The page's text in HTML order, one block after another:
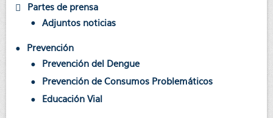
Partes de prensa
Adjuntos noticias
Prevención
Prevención del Dengue
Prevención de Consumos Problemáticos
Educación Vial